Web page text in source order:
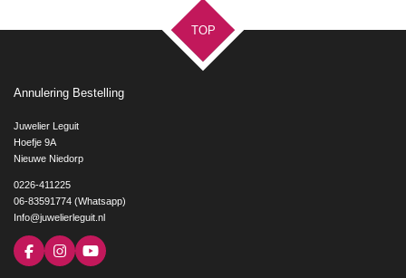
TOP
Annulering Bestelling
Juwelier Leguit
Hoefje 9A
Nieuwe Niedorp
0226-411225
06-83591774 (Whatsapp)
Info@juwelierleguit.nl
F
a
I
n
Y
o